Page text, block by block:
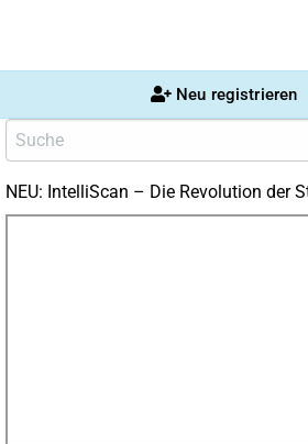
Neu registrieren
NEU: IntelliScan – Die Revolution der